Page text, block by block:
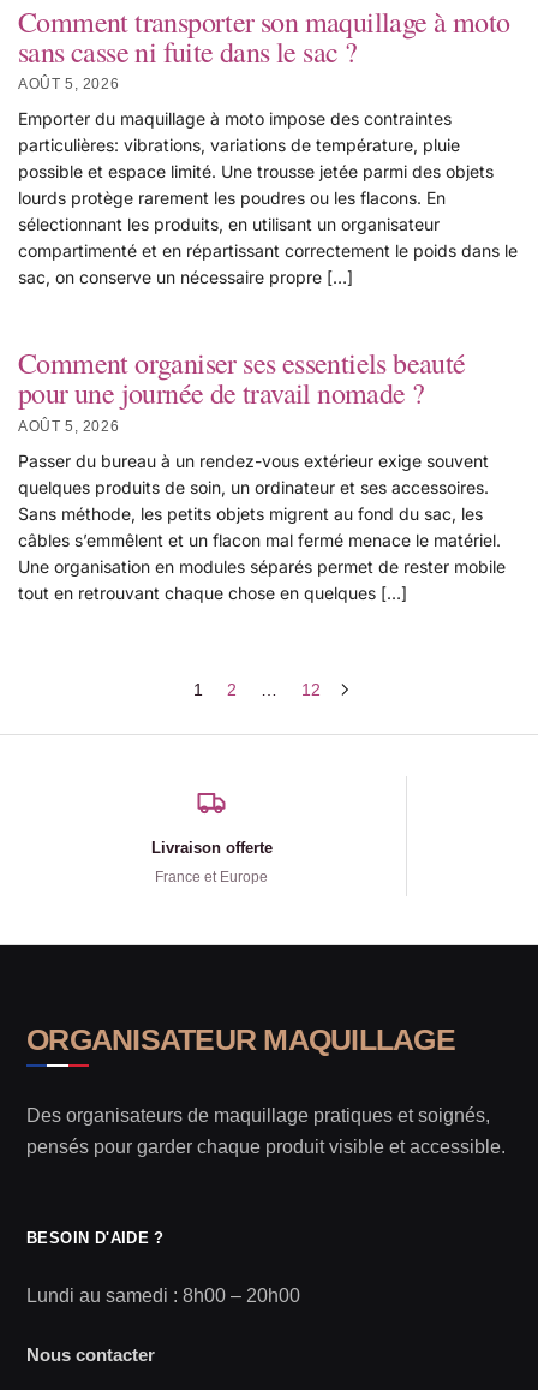
Comment transporter son maquillage à moto
sans casse ni fuite dans le sac ?
AOÛT 5, 2026
Emporter du maquillage à moto impose des contraintes
particulières: vibrations, variations de température, pluie
possible et espace limité. Une trousse jetée parmi des objets
lourds protège rarement les poudres ou les flacons. En
sélectionnant les produits, en utilisant un organisateur
compartimenté et en répartissant correctement le poids dans le
sac, on conserve un nécessaire propre […]
Comment organiser ses essentiels beauté
pour une journée de travail nomade ?
AOÛT 5, 2026
Passer du bureau à un rendez-vous extérieur exige souvent
quelques produits de soin, un ordinateur et ses accessoires.
Sans méthode, les petits objets migrent au fond du sac, les
câbles s’emmêlent et un flacon mal fermé menace le matériel.
Une organisation en modules séparés permet de rester mobile
tout en retrouvant chaque chose en quelques […]
1 2 12
Livraison offerte
France et Europe
ORGANISATEUR MAQUILLAGE
Des organisateurs de maquillage pratiques et soignés,
pensés pour garder chaque produit visible et accessible.
BESOIN D'AIDE ?
Lundi au samedi : 8h00 – 20h00
Nous contacter